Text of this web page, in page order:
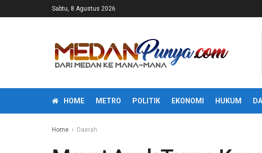
Sabtu, 8 Agustus 2026
HOME METRO POLITIK EKONOMI HUKUM
Home Daerah